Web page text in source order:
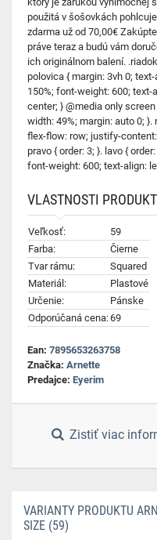
použitá v šošovkách
zdarma už od 70,00€
práve teraz a budú vám
ich originálnom balení.
polovica { margin: 3vh 0;
150%; font-weight: 600;
center; } @media only
width: 49%; margin: auto 0;
flex-flow: row; justify-
pravo { order: 3; }. lavo {
font-weight: 600; text-align:
VLASTNOSTI
Veľkosť:
59
Farba:
Čierne
Tvar rámu:
Squared
Materiál:
Plastové
Určenie:
Pánske
Odporúčaná cena:69
Ean: 7895653263758
Značka: Arnette
Predajce: Eyerim
Zistiť viac
VARIANTY PRODUKTU
SIZE (59)